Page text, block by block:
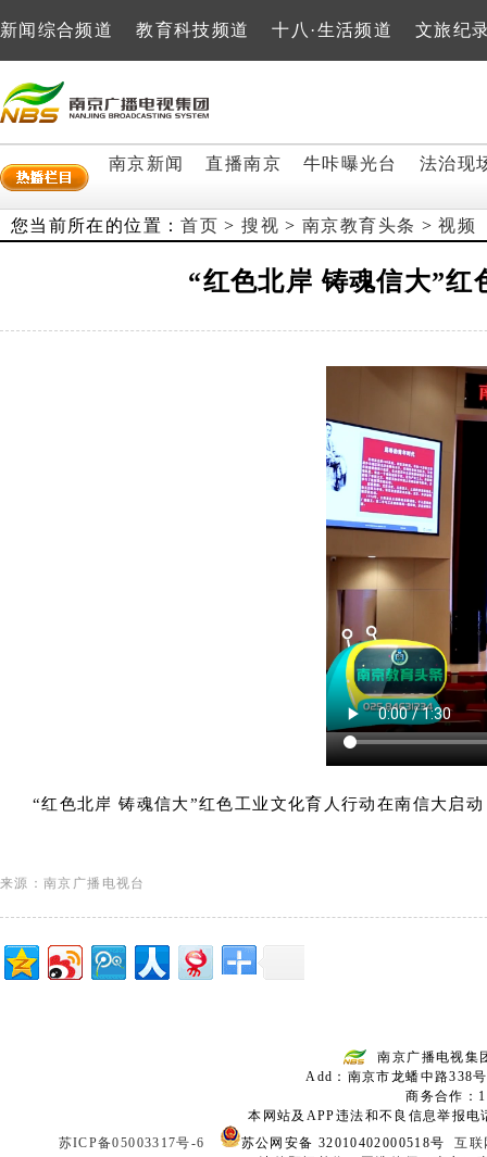
新闻综合频道 教育科技频道 十八·生活频道 文旅纪
南京新闻 直播南京 牛咔曝光台 法治现
您当前所在的位置：首页 >搜视 >南京教育头条 >视频
“红色北岸 铸魂信大”红
“红色北岸 铸魂信大”红色工业文化育人行动在南信大启
来源：南京广播电视台
南京广播电视集
Add：南京市龙蟠中路
商务合作：
本网站及APP违法和不良信息举报
苏ICP备05003317号-6
苏公网安备 32010402000518号互联